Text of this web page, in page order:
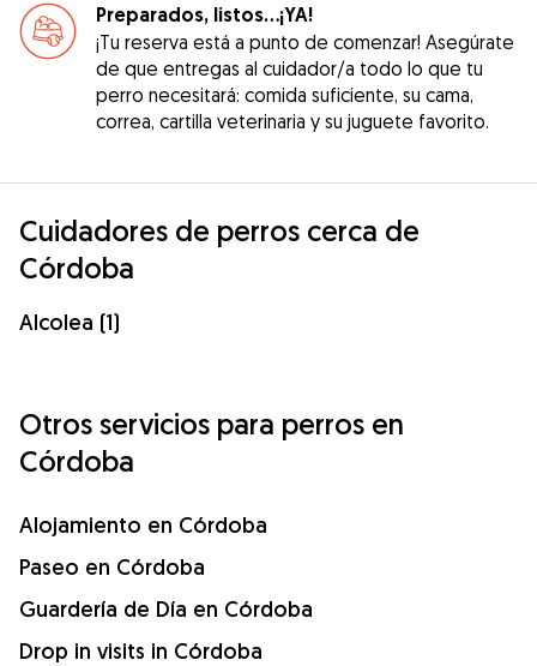
Preparados, listos...¡YA!
¡Tu reserva está a punto de comenzar! Asegúrate
de que entregas al cuidador/a todo lo que tu
perro necesitará: comida suficiente, su cama,
correa, cartilla veterinaria y su juguete favorito.
Cuidadores de perros cerca de
Córdoba
Alcolea (1)
Otros servicios para perros en
Córdoba
Alojamiento en Córdoba
Paseo en Córdoba
Guardería de Día en Córdoba
Drop in visits in Córdoba